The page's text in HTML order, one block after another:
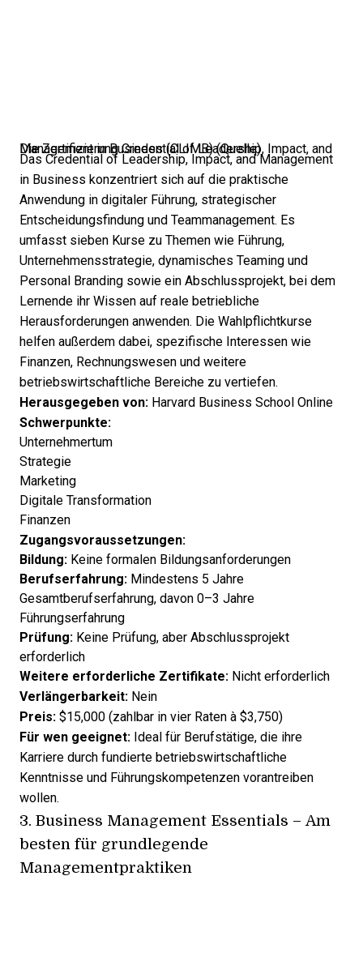
Die Zertifizierung Credential of Leadership, Impact, and Management in Business (CLIMB) (Quelle)
Das Credential of Leadership, Impact, and Management
in Business konzentriert sich auf die praktische
Anwendung in digitaler Führung, strategischer
Entscheidungsfindung und Teammanagement. Es
umfasst sieben Kurse zu Themen wie Führung,
Unternehmensstrategie, dynamisches Teaming und
Personal Branding sowie ein Abschlussprojekt, bei dem
Lernende ihr Wissen auf reale betriebliche
Herausforderungen anwenden. Die Wahlpflichtkurse
helfen außerdem dabei, spezifische Interessen wie
Finanzen, Rechnungswesen und weitere
betriebswirtschaftliche Bereiche zu vertiefen.
Herausgegeben von: Harvard Business School Online
Schwerpunkte:
Unternehmertum
Strategie
Marketing
Digitale Transformation
Finanzen
Zugangsvoraussetzungen:
Bildung: Keine formalen Bildungsanforderungen
Berufserfahrung: Mindestens 5 Jahre
Gesamtberufserfahrung, davon 0–3 Jahre
Führungserfahrung
Prüfung: Keine Prüfung, aber Abschlussprojekt
erforderlich
Weitere erforderliche Zertifikate: Nicht erforderlich
Verlängerbarkeit: Nein
Preis: $15,000 (zahlbar in vier Raten à $3,750)
Für wen geeignet: Ideal für Berufstätige, die ihre
Karriere durch fundierte betriebswirtschaftliche
Kenntnisse und Führungskompetenzen vorantreiben
wollen.
3. Business Management Essentials – Am
besten für grundlegende
Managementpraktiken